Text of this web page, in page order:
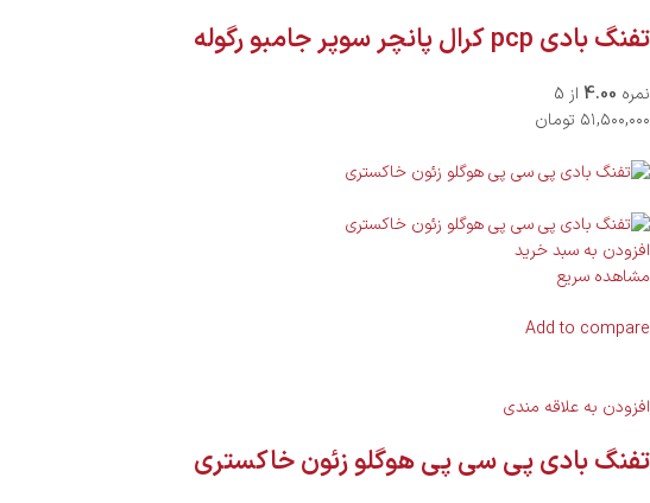
تفنگ بادی pcp کرال پانچر سوپر جامبو رگوله
نمره 4.00 از 5
۵۱,۵۰۰,۰۰۰ تومان
افزودن به سبد خرید
مشاهده سریع
Add to compare
افزودن به علاقه مندی
تفنگ بادی پی سی پی هوگلو زئون خاکستری